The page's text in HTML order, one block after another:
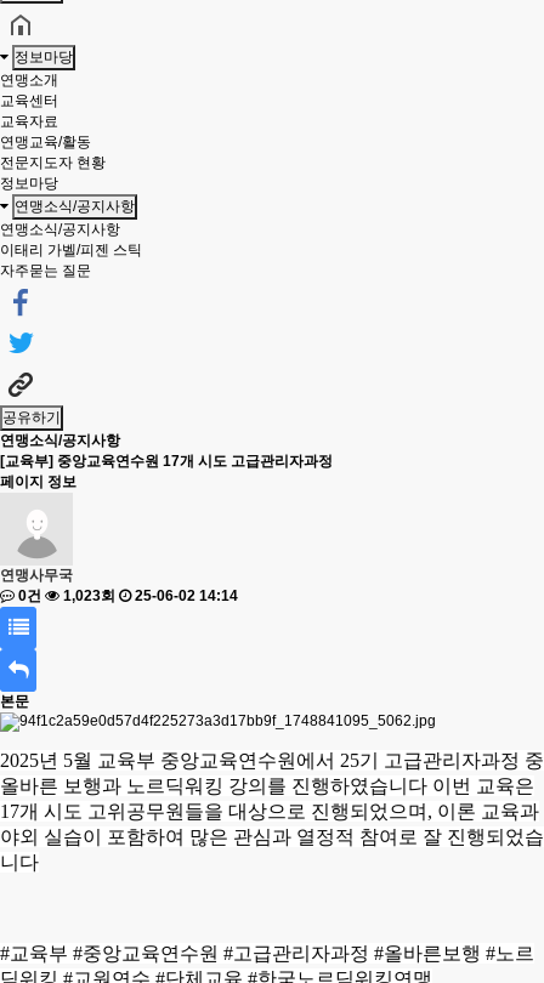
정보마당
연맹소개
교육센터
교육자료
연맹교육/활동
전문지도자 현황
정보마당
연맹소식/공지사항
연맹소식/공지사항
이태리 가벨/피젠 스틱
자주묻는 질문
공유하기
연맹소식/공지사항
[교육부] 중앙교육연수원 17개 시도 고급관리자과정
페이지 정보
연맹사무국
0건
1,023회 25-06-02 14:14
본문
2025년 5월 교육부 중앙교육연수원에서 25기 고급관리자과정 중
올바른 보행과 노르딕워킹 강의를 진행하였습니다 이번 교육은
17개 시도 고위공무원들을 대상으로 진행되었으며, 이론 교육과
야외 실습이 포함하여 많은 관심과 열정적 참여로 잘 진행되었습
니다
#교육부 #중앙교육연수원 #고급관리자과정 #올바른보행 #노르
딕워킹 #교원연수 #단체교육 #한국노르딕워킹연맹